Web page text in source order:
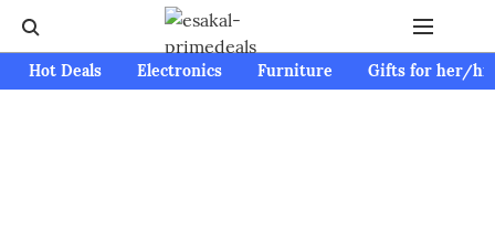
Hot Deals Electronics Furniture Gifts for her/